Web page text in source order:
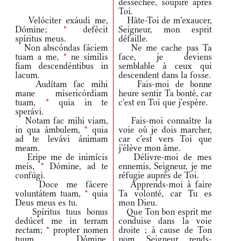
desséchée, soupire après
Toi.
Velóciter exáudi me,
Dómine; * defécit
spíritus meus.
Hâte-Toi de m'exaucer,
Seigneur, mon esprit
défaille.
Non abscóndas fáciem
tuam a me, * ne símilis
fiam descendéntibus in
lacum.
Ne me cache pas Ta
face, je deviens
semblable à ceux qui
descendent dans la fosse.
Audítam fac mihi
mane misericórdiam
tuam, * quia in te
sperávi.
Fais-moi de bonne
heure sentir Ta bonté, car
c'est en Toi que j'espère.
Notam fac mihi viam,
in qua ámbulem,* quia
ad te levávi ánimam
meam.
Fais-moi connaître la
voie où je dois marcher,
car c'est vers Toi que
j'élève mon âme.
Eripe me de inimícis
meis, * Dómine, ad te
confúgi.
Délivre-moi de mes
ennemis, Seigneur, je me
réfugie auprès de Toi.
Doce me fácere
voluntátem tuam, * quia
Deus meus es tu.
Apprends-moi à faire
Ta volonté, car Tu es
mon Dieu.
Spíritus tuus bonus
dedúcet me in terram
rectam; * propter nomen
Que Ton bon esprit me
conduise dans la voie
droite ; à cause de Ton